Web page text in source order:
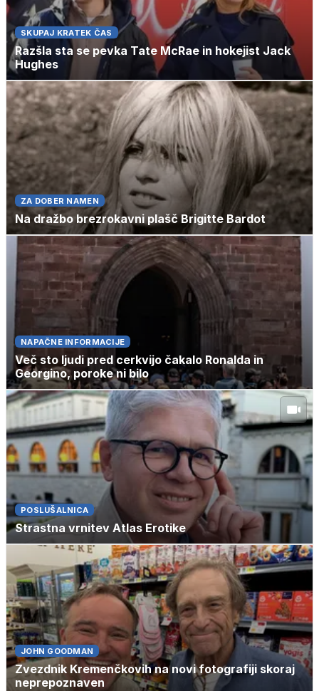
SKUPAJ KRATEK ČAS
Razšla sta se pevka Tate McRae in hokejist Jack
Hughes
ZA DOBER NAMEN
Na dražbo brezrokavni plašč Brigitte Bardot
NAPAČNE INFORMACIJE
Več sto ljudi pred cerkvijo čakalo Ronalda in
Georgino, poroke ni bilo
POSLUŠALNICA
Strastna vrnitev Atlas Erotike
JOHN GOODMAN
Zvezdnik Kremenčkovih na novi fotografiji skoraj
neprepoznaven